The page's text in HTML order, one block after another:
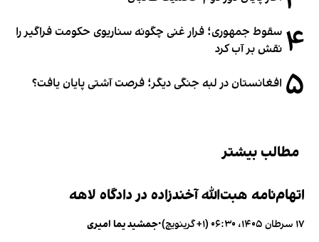
۴ سقوط جمهوری؛ فرار غنی چگونه سناریوی حکومت فراگیر را
نقش بر آب کرد
۵ افغانستان در لبه جنگی دیگر؛ فرصت آشتی پایان یافت؟
مطالب بیشتر
اتهام‌نامه هبت‌الله آخندزاده در دادگاه لاهه
۱۷ سرطان ۱۴۰۵، ۰۶:۳۰ (‎+۱ گرینویچ) •جمشید یما امیری